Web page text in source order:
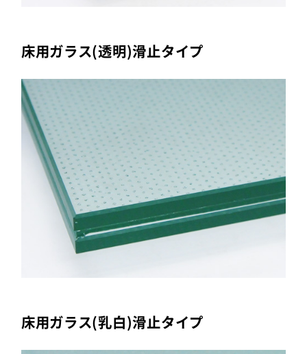
床用ガラス(透明)滑止タイプ
床用ガラス(乳白)滑止タイプ